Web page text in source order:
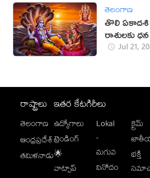
తెలంగాణ
తొలి
రాశులకు
Jul 21,
రాష్ట్రాలు
తెలంగాణ
ఆంధ్రప్రదేశ్
తమిళనాడు
ఇతర కేటగిరీలు
ఉద్యోగాలు
ట్రెండింగ్
🌟
వాట్సాప్
Lokal
-
మగువ
వినోదం
క్రైమ్
భక్తి